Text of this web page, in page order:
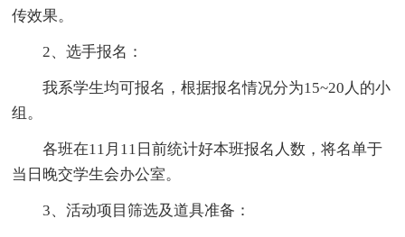
传效果。
2、选手报名：
我系学生均可报名，根据报名情况分为15~20人的小
组。
各班在11月11日前统计好本班报名人数，将名单于
当日晚交学生会办公室。
3、活动项目筛选及道具准备：